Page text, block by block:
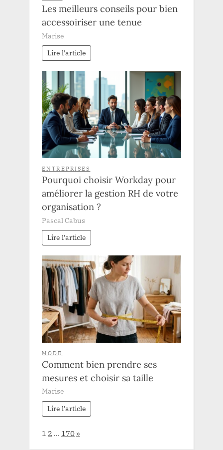
Les meilleurs conseils pour bien
accessoiriser une tenue
Marise
Lire l'article
ENTREPRISES
Pourquoi choisir Workday pour
améliorer la gestion RH de votre
organisation ?
Pascal Cabus
Lire l'article
MODE
Comment bien prendre ses
mesures et choisir sa taille
Marise
Lire l'article
Page:
1 2 … 170 Next
»